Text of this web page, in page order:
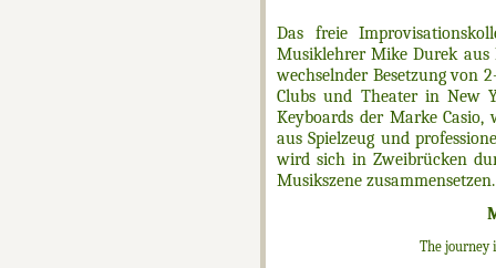
Das freie
Musiklehrer Mike Durek aus
wechselnder Besetzung von
Clubs und Theater in New
Keyboards der Marke
aus Spielzeug und
wird sich in Zweibrücken
Musikszene zusammensetzen.
The journey